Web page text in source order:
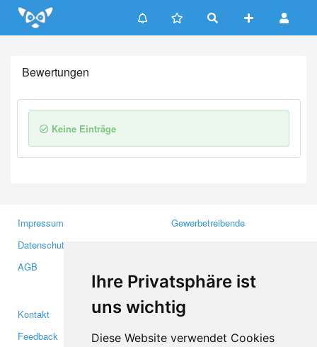
Ihre Privatsphäre ist
uns wichtig
Diese Website verwendet Cookies
Update cookies preferences
Bewertungen
Keine Einträge
Impressum
Datenschutzerklärung
AGB
Gewerbetreibende
Medien
Kontakt
Feedback
Facebook
Twitter